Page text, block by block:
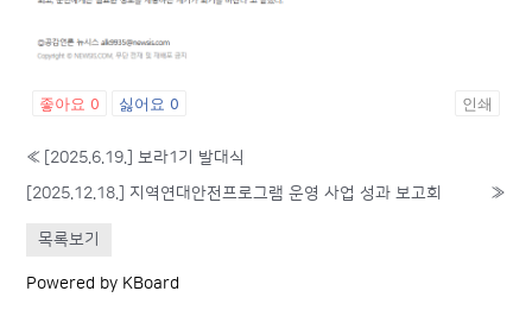
좋아요 0 싫어요0 인쇄
« [2025.6.19.] 보라1기 발대식
[2025.12.18.] 지역연대안전프로그램 운영 사업 성과 보고회
»
목록보기
Powered by KBoard